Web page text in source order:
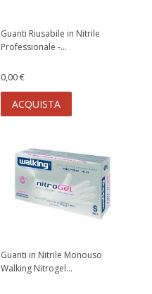
Guanti Riusabile in Nitrile
Professionale -...
0,00 €
ACQUISTA
Guanti in Nitrile Monouso
Walking Nitrogel...